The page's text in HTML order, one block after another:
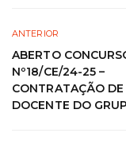
ANTERIOR
ABERTO
Nº18/CE/24-25 –
CONTRATAÇÃO DE
DOCENTE DO